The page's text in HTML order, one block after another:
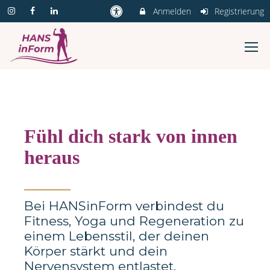
Anmelden Registrierung
Fühl dich stark von innen
heraus
_______
Bei HANSinForm verbindest du
Fitness, Yoga und Regeneration zu
einem Lebensstil, der deinen
Körper stärkt und dein
Nervensystem entlastet.